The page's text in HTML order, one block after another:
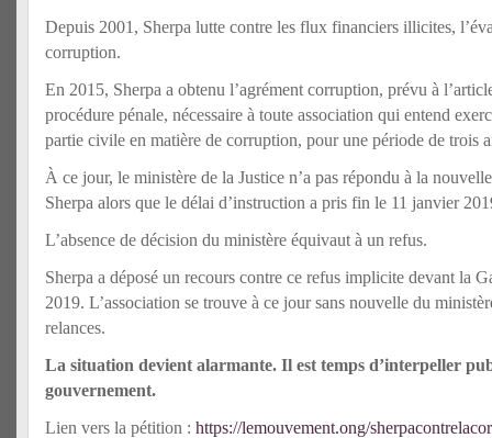
Depuis 2001, Sherpa lutte contre les flux financiers illicites,
corruption.
En 2015, Sherpa a obtenu l’agrément corruption, prévu à
procédure pénale, nécessaire à toute association qui entend
partie civile en matière de corruption, pour une période de trois
À ce jour, le ministère de la Justice n’a pas répondu à la
Sherpa alors que le délai d’instruction a pris fin le 11 janvier
L’absence de décision du ministère équivaut à un refus.
Sherpa a déposé un recours contre ce refus implicite devant la
2019. L’association se trouve à ce jour sans nouvelle du
relances.
La situation devient alarmante. Il est temps d’interpeller
gouvernement.
Lien vers la pétition : https://lemouvement.ong/